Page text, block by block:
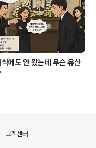
에도 안 왔는데 무슨 유산
고객센터